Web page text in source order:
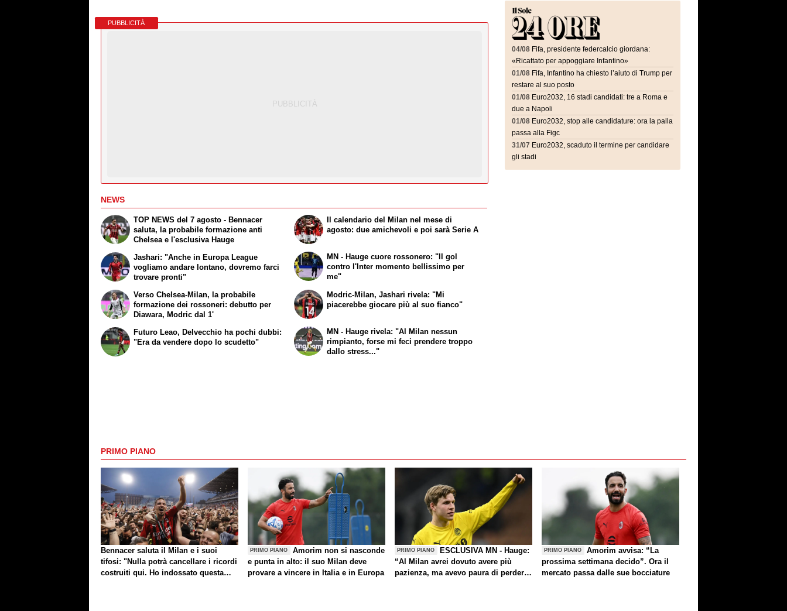
PUBBLICITÀ
NEWS
TOP NEWS del 7 agosto - Bennacer
saluta, la probabile formazione anti
Chelsea e l'esclusiva Hauge
Jashari: "Anche in Europa League
vogliamo andare lontano, dovremo farci
trovare pronti"
Il calendario del Milan nel mese di
agosto: due amichevoli e poi sarà Serie A
MN - Hauge cuore rossonero: "Il gol
contro l'Inter momento bellissimo per
me"
Verso Chelsea-Milan, la probabile
formazione dei rossoneri: debutto per
Diawara, Modric dal 1'
Futuro Leao, Delvecchio ha pochi dubbi:
"Era da vendere dopo lo scudetto"
Modric-Milan, Jashari rivela: "Mi
piacerebbe giocare più al suo fianco"
MN - Hauge rivela: "Al Milan nessun
rimpianto, forse mi feci prendere troppo
dallo stress..."
04/08 Fifa, presidente federcalcio giordana:
«Ricattato per appoggiare Infantino»
01/08 Fifa, Infantino ha chiesto l’aiuto di Trump per
restare al suo posto
01/08 Euro2032, 16 stadi candidati: tre a Roma e
due a Napoli
01/08 Euro2032, stop alle candidature: ora la palla
passa alla Figc
31/07 Euro2032, scaduto il termine per candidare
gli stadi
PRIMO PIANO
Bennacer saluta il Milan e i suoi
tifosi: "Nulla potrà cancellare i ricordi
costruiti qui. Ho indossato questa
PRIMO PIANO
Amorim non si nasconde
e punta in alto: il suo Milan deve
provare a vincere in Italia e in Europa
PRIMO PIANO
ESCLUSIVA MN - Hauge:
“Al Milan avrei dovuto avere più
pazienza, ma avevo paura di perdere
PRIMO PIANO
Amorim avvisa: “La
prossima settimana decido”. Ora il
mercato passa dalle sue bocciature